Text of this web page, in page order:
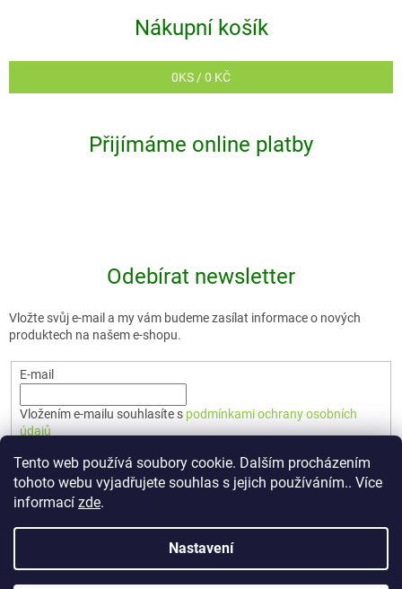
Tento web používá soubory cookie. Dalším procházením
tohoto webu vyjadřujete souhlas s jejich používáním.. Více
informací zde.
Nastavení
Nákupní košík
0KS /0 KČ
Přijímáme online platby
Odebírat newsletter
Vložte svůj e-mail a my vám budeme zasílat informace o nových
produktech na našem e-shopu.
E-mail
Vložením e-mailu souhlasíte s podmínkami ochrany osobních
údajů
PŘIHLÁSIT SE
Vytvořil Shoptet Premium